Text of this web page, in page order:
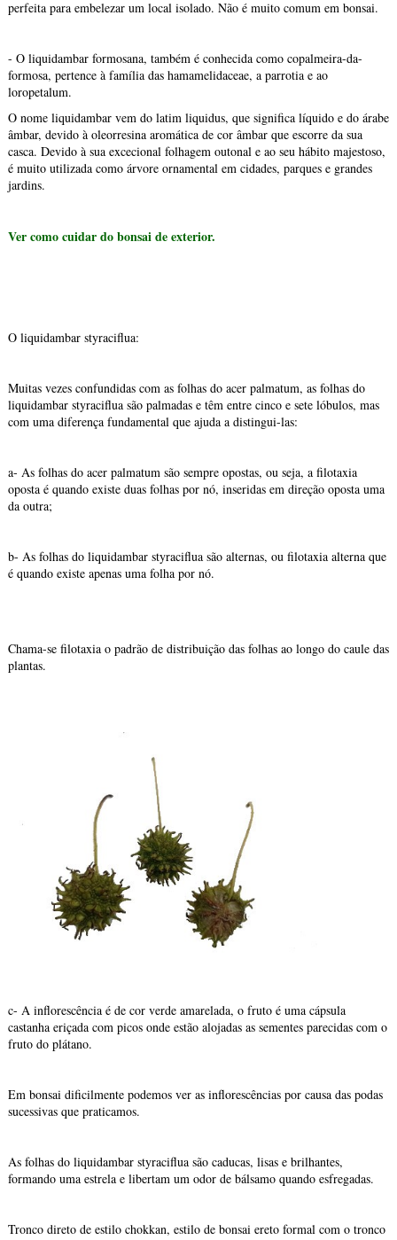
perfeita para embelezar um local isolado. Não é muito comum em bonsai.
- O liquidambar formosana, também é conhecida como copalmeira-da-
formosa, pertence à família das hamamelidaceae, a parrotia e ao
loropetalum.
O nome liquidambar vem do latim liquidus, que significa líquido e do árabe
âmbar, devido à oleorresina aromática de cor âmbar que escorre da sua
casca. Devido à sua excecional folhagem outonal e ao seu hábito majestoso,
é muito utilizada como árvore ornamental em cidades, parques e grandes
jardins.
Ver como cuidar do bonsai de exterior.
O liquidambar styraciflua:
Muitas vezes confundidas com as folhas do acer palmatum, as folhas do
liquidambar styraciflua são palmadas e têm entre cinco e sete lóbulos, mas
com uma diferença fundamental que ajuda a distingui-las:
a- As folhas do acer palmatum são sempre opostas, ou seja, a filotaxia
oposta é quando existe duas folhas por nó, inseridas em direção oposta uma
da outra;
b- As folhas do liquidambar styraciflua são alternas, ou filotaxia alterna que
é quando existe apenas uma folha por nó.
Chama-se filotaxia o padrão de distribuição das folhas ao longo do caule das
plantas.
c- A inflorescência é de cor verde amarelada, o fruto é uma cápsula
castanha eriçada com picos onde estão alojadas as sementes parecidas com o
fruto do plátano.
Em bonsai dificilmente podemos ver as inflorescências por causa das podas
sucessivas que praticamos.
As folhas do liquidambar styraciflua são caducas, lisas e brilhantes,
formando uma estrela e libertam um odor de bálsamo quando esfregadas.
Tronco direto de estilo chokkan, estilo de bonsai ereto formal com o tronco